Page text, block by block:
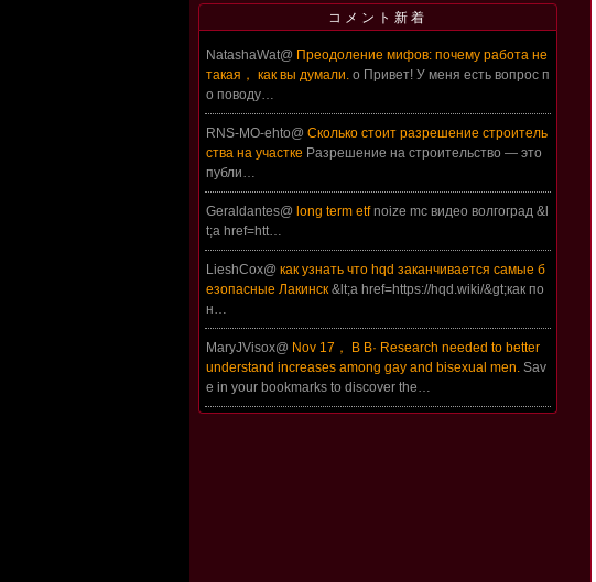
コメント新着
NatashaWat@ Преодоление мифов: почему работа не
такая， как вы думали. о Привет! У меня есть вопрос п
о поводу…
RNS-MO-ehto@ Сколько стоит разрешение строитель
ства на участке Разрешение на строительство — это
публи…
Geraldantes@ long term etfnoize mc видео волгоград &l
t;a href=htt…
LieshCox@ как узнать что hqd заканчивается самые б
езопасные Лакинск &lt;a href=https://hqd.wiki/&gt;как по
н…
MaryJVisox@ Nov 17， В В· Research needed to better
understand increases among gay and bisexual men. Sav
e in your bookmarks to discover the…